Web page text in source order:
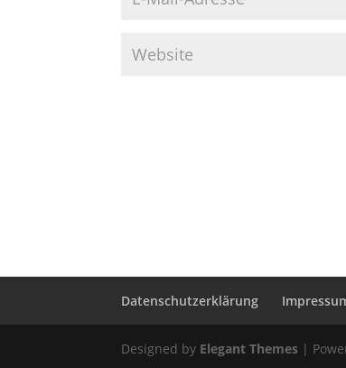
Datenschutzerklärung
Designed by Elegant Themes |